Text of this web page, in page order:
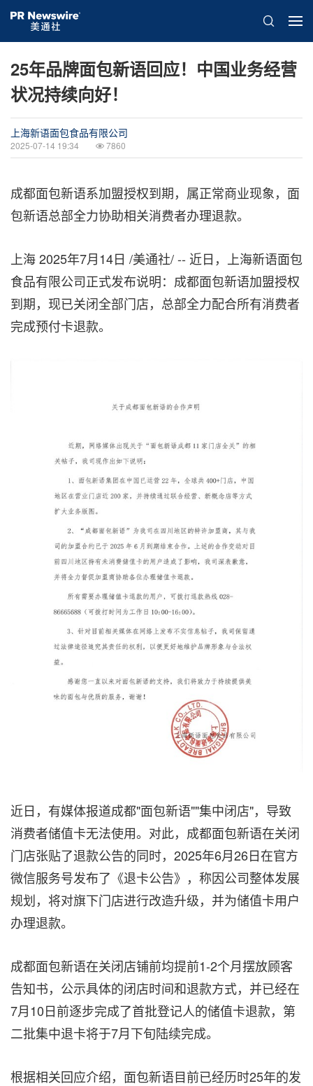
25年品牌面包新语回应！中国业务经营
状况持续向好！
上海新语面包食品有限公司
2025-07-14 19:34 7860
成都面包新语系加盟授权到期，属正常商业现象，面
包新语总部全力协助相关消费者办理退款。
上海2025年7月14日 /美通社/ -- 近日，
上海新语面包
食品有限公司正式发布说明：成都面包新语加盟授权
到期，现已关闭全部门店，总部全力配合所有消费者
完成预付卡退款。
近日，有媒体报道成都"面包新语""集中闭店"，导致
消费者储值卡无法使用。对此， 成都面包新语在关闭
门店张贴了退款公告的同时，2025年6月26日在官方
微信服务号发布了《退卡公告》，称因公司整体发展
规划，将对旗下门店进行改造升级，并为储值卡用户
办理退款。
成都面包新语在关闭店铺前均提前1-2个月摆放顾客
告知书，公示具体的闭店时间和退款方式，并已经在
7月10日前逐步完成了首批登记人的储值卡退款，第
二批集中退卡将于7月下旬陆续完成。
根据相关回应介绍，面包新语目前已经历时25年的发